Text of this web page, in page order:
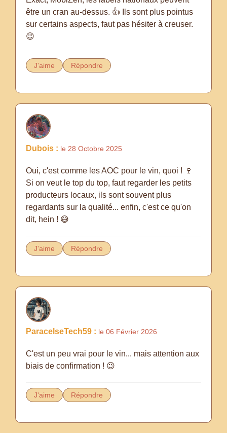
être un cran au-dessus. 👍 Ils sont plus pointus
sur certains aspects, faut pas hésiter à creuser.
😉
J'aime Répondre
Dubois : le 28 Octobre 2025
Oui, c'est comme les AOC pour le vin, quoi ! 🍷
Si on veut le top du top, faut regarder les petits
producteurs locaux, ils sont souvent plus
regardants sur la qualité... enfin, c'est ce qu'on
dit, hein ! 😅
J'aime Répondre
ParacelseTech59 : le 06 Février 2026
C'est un peu vrai pour le vin... mais attention aux
biais de confirmation ! 😉
J'aime Répondre